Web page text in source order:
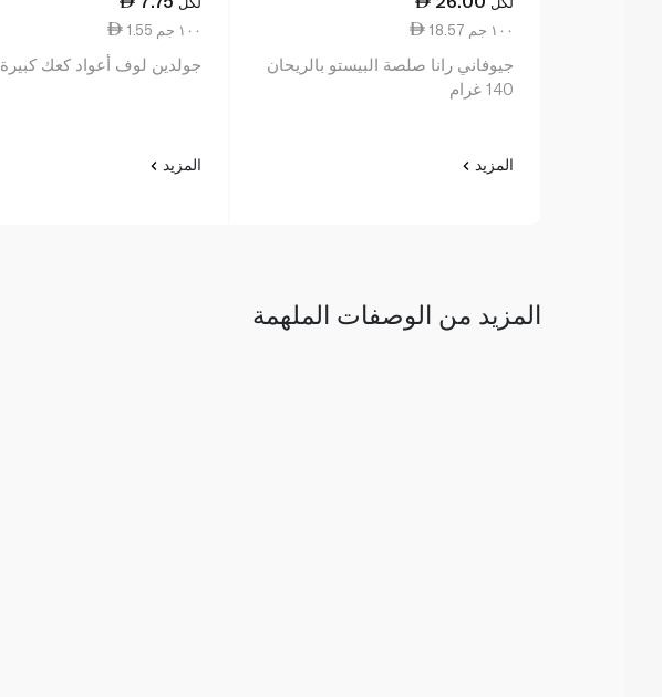
18.57 ١٠٠ جم
جيوفاني رانا صلصة البيستو بالريحان
140 غرام
المزيد
1.55 ١٠٠ جم
جولدين لوف أعواد كعك كبيرة
المزيد
المزيد من الوصفات الملهمة